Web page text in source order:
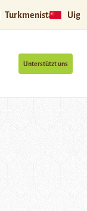
Turkmenistan
Unterstützt uns